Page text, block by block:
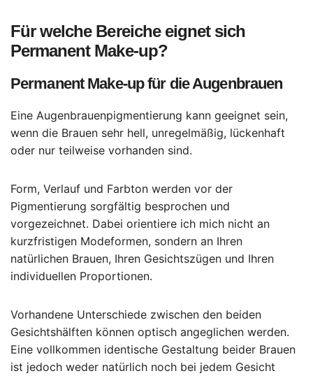
Für welche Bereiche eignet sich
Permanent Make-up?
Permanent Make-up für die Augenbrauen
Eine Augenbrauenpigmentierung kann geeignet sein,
wenn die Brauen sehr hell, unregelmäßig, lückenhaft
oder nur teilweise vorhanden sind.
Form, Verlauf und Farbton werden vor der
Pigmentierung sorgfältig besprochen und
vorgezeichnet. Dabei orientiere ich mich nicht an
kurzfristigen Modeformen, sondern an Ihren
natürlichen Brauen, Ihren Gesichtszügen und Ihren
individuellen Proportionen.
Vorhandene Unterschiede zwischen den beiden
Gesichtshälften können optisch angeglichen werden.
Eine vollkommen identische Gestaltung beider Brauen
ist jedoch weder natürlich noch bei jedem Gesicht